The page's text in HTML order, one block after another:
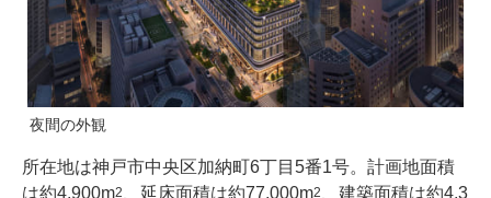
夜間の外観
所在地は神戸市中央区加納町6丁目5番1号。計画地面積
は約4,900m2 、延床面積は約77,000m2
、建築面積は約4,3